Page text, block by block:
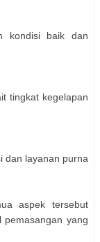
kondisi baik dan
tingkat kegelapan
dan layanan purna
aspek tersebut
pemasangan yang